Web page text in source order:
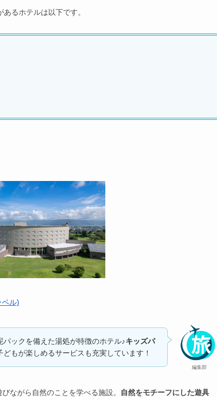
るホテルは以下です。
ベル)
編集部
ックを備えた湯処が特徴のホテル♪キッズパ
どもが楽しめるサービスも充実しています！
ながら自然のことを学べる施設。
自然をモチーフにした遊具